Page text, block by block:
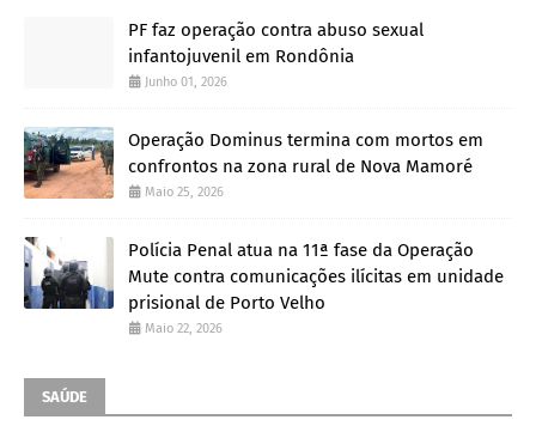
PF faz operação contra abuso sexual
infantojuvenil em Rondônia
Junho 01, 2026
Operação Dominus termina com mortos em
confrontos na zona rural de Nova Mamoré
Maio 25, 2026
Polícia Penal atua na 11ª fase da Operação
Mute contra comunicações ilícitas em unidade
prisional de Porto Velho
Maio 22, 2026
SAÚDE